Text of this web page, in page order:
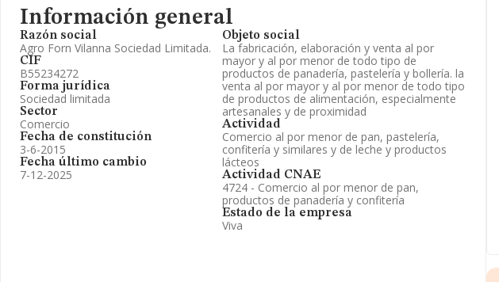
Información general
Razón social
Agro Forn Vilanna Sociedad Limitada.
CIF
B55234272
Forma jurídica
Sociedad limitada
Sector
Comercio
Fecha de constitución
3-6-2015
Fecha último cambio
7-12-2025
Objeto social
La fabricación, elaboración y venta al por
mayor y al por menor de todo tipo de
productos de panadería, pastelería y bollería. la
venta al por mayor y al por menor de todo tipo
de productos de alimentación, especialmente
artesanales y de proximidad
Actividad
Comercio al por menor de pan, pastelería,
confitería y similares y de leche y productos
lácteos
Actividad CNAE
4724 - Comercio al por menor de pan,
productos de panadería y confitería
Estado de la empresa
Viva